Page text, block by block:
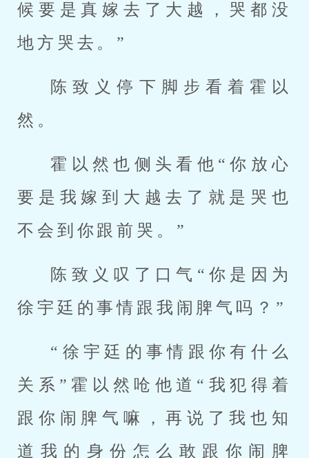
候要是真嫁去了大越，哭都没
地方哭去。”
陈致义停下脚步看着霍以
然。
霍以然也侧头看他“你放心
要是我嫁到大越去了就是哭也
不会到你跟前哭。”
陈致义叹了口气“你是因为
徐宇廷的事情跟我闹脾气吗？”
“徐宇廷的事情跟你有什么
关系”霍以然呛他道“我犯得着
跟你闹脾气嘛，再说了我也知
道我的身份怎么敢跟你闹脾